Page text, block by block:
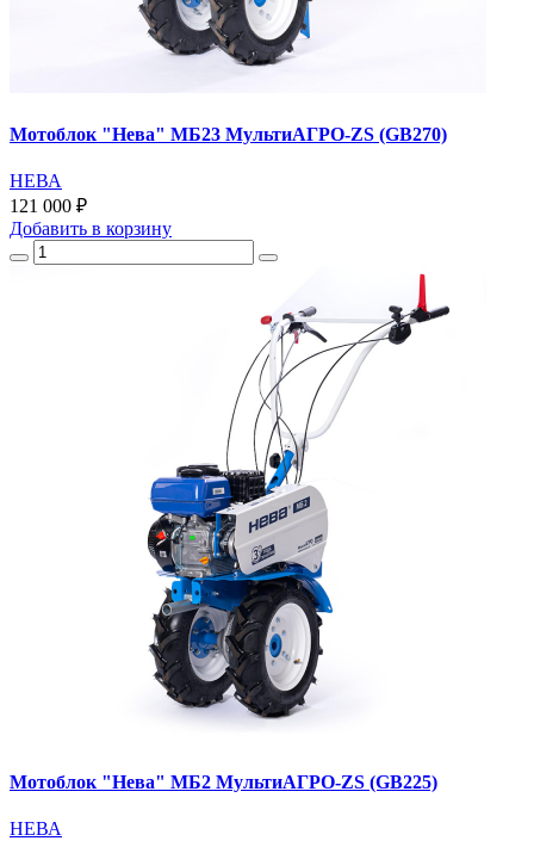
Мотоблок "Нева" МБ23 МультиАГРО-ZS (GB270)
НЕВА
121 000 ₽
Добавить в корзину
Мотоблок "Нева" МБ2 МультиАГРО-ZS (GB225)
НЕВА